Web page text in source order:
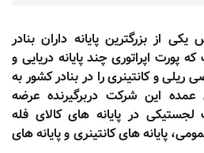
یکی از بزرگترین پایانه داران بنادر
پورت اپراتوری چند پایانه دریایی و
ریلی و کانتینری را در بنادر کشور به
عمده این شرکت دربرگیرنده عرضه
در پایانه های کالای فله
پایانههای کانتینری و پایانههای